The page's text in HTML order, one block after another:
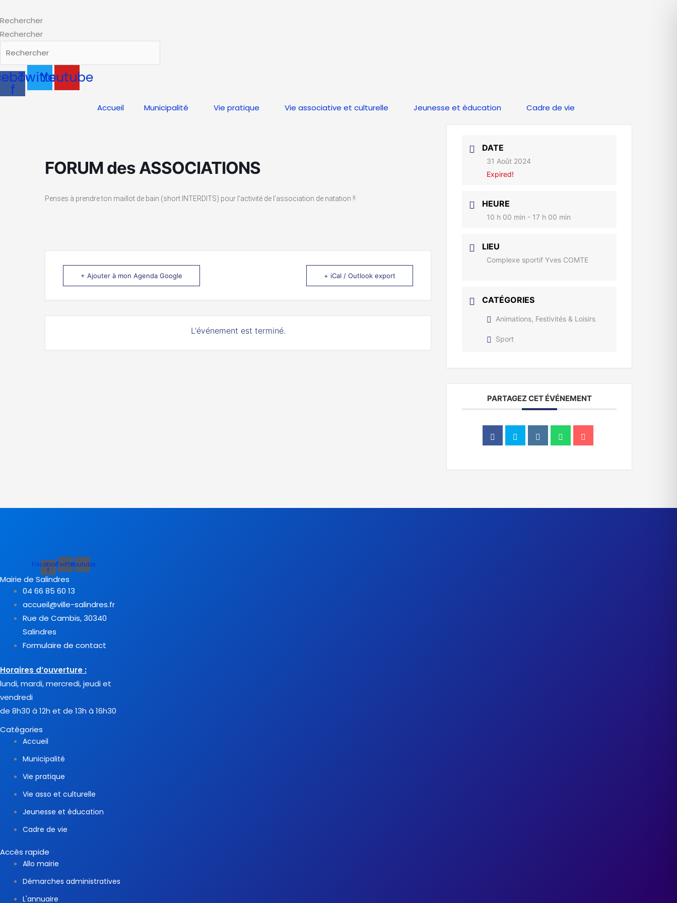
au
contenu
Rechercher
Rechercher
f
TwitterYoutube
Accueil Municipalité Vie pratique Vie associative et culturelle Jeunesse et éducation Cadre de vie
FORUM des ASSOCIATIONS
Penses à prendre ton maillot de bain (short INTERDITS) pour l’activité de l’association de natation !!
+ Ajouter à mon Agenda Google + iCal / Outlook export
L'événement est terminé.
DATE
31 Août 2024
Expired!
HEURE
10 h 00 min - 17 h 00 min
LIEU
Complexe sportif Yves COMTE
CATÉGORIES
Animations, Festivités & Loisirs
Sport
PARTAGEZ CET ÉVÉNEMENT
Facebook-
f
TwitterYoutube
Mairie de Salindres
04 66 85 60 13
accueil@ville-salindres.fr
Rue de Cambis, 30340
Salindres
Formulaire de contact
Horaires d’ouverture :
lundi, mardi, mercredi, jeudi et
vendredi
de 8h30 à 12h et de 13h à 16h30
Catégories
Accueil
Municipalité
Vie pratique
Vie asso et culturelle
Jeunesse et éducation
Cadre de vie
Accès rapide
Allo mairie
Démarches administratives
L'annuaire